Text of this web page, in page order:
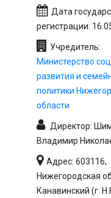
Дата
регистрации:
Учредитель:
Министерство
развития и
политики
области
Директор:
Владимир
Адрес: 603116,
Нижегородская
Канавинский (г.